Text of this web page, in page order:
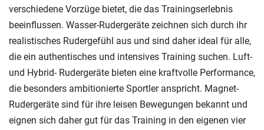
verschiedene Vorzüge bietet, die das Trainingserlebnis
beeinflussen. Wasser-Rudergeräte zeichnen sich durch ihr
realistisches Rudergefühl aus und sind daher ideal für alle,
die ein authentisches und intensives Training suchen. Luft-
und Hybrid- Rudergeräte bieten eine kraftvolle Performance,
die besonders ambitionierte Sportler anspricht. Magnet-
Rudergeräte sind für ihre leisen Bewegungen bekannt und
eignen sich daher gut für das Training in den eigenen vier